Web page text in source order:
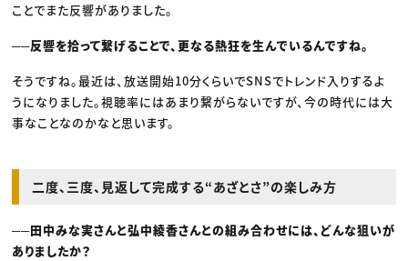
ことでまた反響がありました。
──反響を拾って繋げることで、更なる熱狂を生んでいるんですね。
そうですね。最近は、放送開始10分くらいでSNSでトレンド入りするよ
うになりました。視聴率にはあまり繋がらないですが、今の時代には大
事なことなのかなと思います。
二度、三度、見返して完成する“あざとさ”の楽しみ方
──田中みな実さんと弘中綾香さんとの組み合わせには、どんな狙いが
ありましたか？